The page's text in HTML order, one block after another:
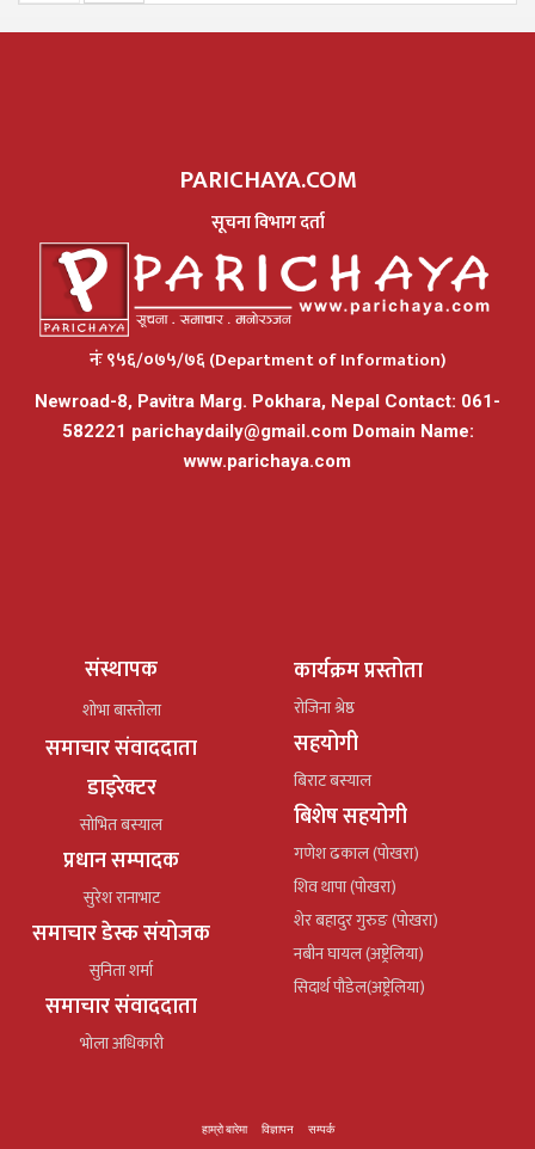
PARICHAYA.COM
सूचना विभाग दर्ता
नंः ९५६/०७५/७६ (Department of Information)
Newroad-8, Pavitra Marg. Pokhara, Nepal Contact: 061-
582221 parichaydaily@gmail.comDomain Name:
www.parichaya.com
संस्थापक
शोभा बास्तोला
समाचार संवाददाता
डाइरेक्टर
सोभित बस्याल
प्रधान सम्पादक
सुरेश रानाभाट
समाचार डेस्क संयोजक
सुनिता शर्मा
समाचार संवाददाता
भोला अधिकारी
कार्यक्रम प्रस्तोता
रोजिना श्रेष्ठ
सहयोगी
बिराट बस्याल
बिशेष सहयोगी
गणेश ढकाल (पोखरा)
शिव थापा (पोखरा)
शेर बहादुर गुरुङ (पोखरा)
नबीन घायल (अष्ट्रेलिया)
सिदार्थ पौडेल(अष्ट्रेलिया)
हाम्रो बारेमा विज्ञापन
सम्पर्क